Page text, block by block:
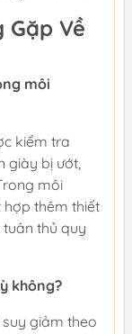
Gặp Về
môi
kiểm tra
giày bị ướt,
môi
hợp thêm thiết
thủ quy
không?
giảm theo